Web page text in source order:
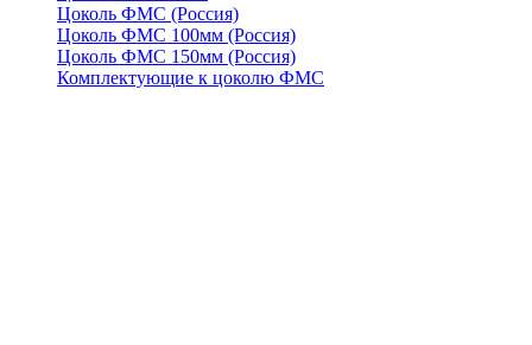
Цоколь ФМС (Россия)
Цоколь ФМС 100мм (Россия)
Цоколь ФМС 150мм (Россия)
Комплектующие к цоколю ФМС